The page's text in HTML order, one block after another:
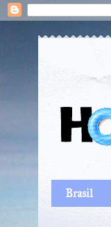
Brasil